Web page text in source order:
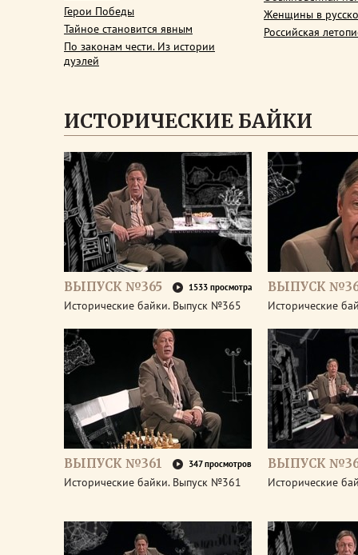
Герои Победы
Тайное становится явным
По законам чести. Из истории
дуэлей
Женщины в
Российская
ИСТОРИЧЕСКИЕ БАЙКИ
ВЫПУСК №365 1533 просмотра
Исторические байки. Выпуск №365
ВЫПУСК
Исторические
ВЫПУСК №361 347 просмотров
Исторические байки. Выпуск №361
ВЫПУСК
Исторические